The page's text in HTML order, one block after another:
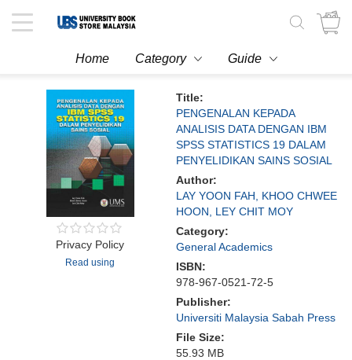
Toggle
navigation
Home Category Guide
Privacy Policy
Read using
Title:
PENGENALAN KEPADA
ANALISIS DATA DENGAN IBM
SPSS STATISTICS 19 DALAM
PENYELIDIKAN SAINS SOSIAL
Author:
LAY YOON FAH, KHOO CHWEE
HOON, LEY CHIT MOY
Category:
General Academics
ISBN:
978-967-0521-72-5
Publisher:
Universiti Malaysia Sabah Press
File Size:
55.93 MB